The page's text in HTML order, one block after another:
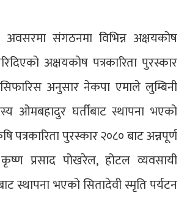
अवसरमा संगठनमा विभिन्न अक्षयकोष
अक्षयकोष पत्रकारिता पुरस्कार
अनुसार नेकपा एमाले लुम्बिनी
ओमबहादुर घर्तीबाट स्थापना भएको
पत्रकारिता पुरस्कार २०८० बाट अन्नपूर्ण
प्रसाद पोखरेल, होटल व्यवसायी
स्थापना भएको सितादेवी स्मृति पर्यटन